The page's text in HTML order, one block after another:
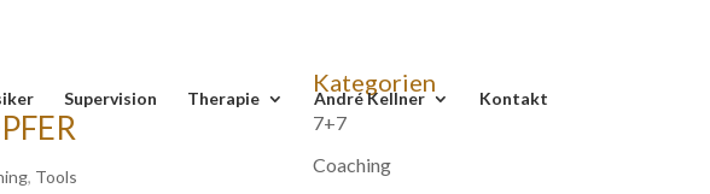
Supervision Therapie André Kellner Kontakt
, Tools
Kategorien
7+7
Coaching